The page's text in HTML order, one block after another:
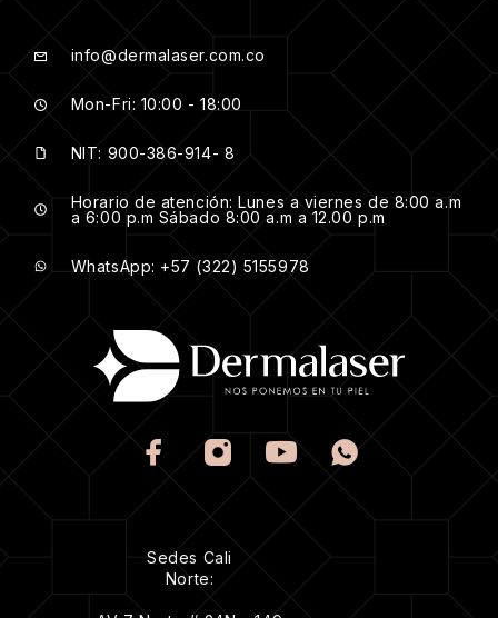
info@dermalaser.com.co
Mon-Fri: 10:00 - 18:00
NIT: 900-386-914- 8
Horario de atención: Lunes a viernes de 8:00 a.m
a 6:00 p.m Sábado 8:00 a.m a 12.00 p.m
WhatsApp: +57 (322) 5155978
Sedes Cali
Norte: